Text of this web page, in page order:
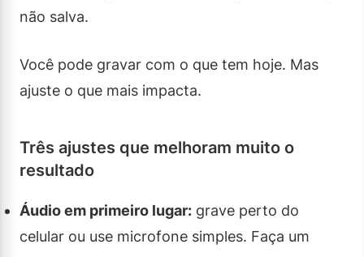
não salva.
Você pode gravar com o que tem hoje. Mas
ajuste o que mais impacta.
Três ajustes que melhoram muito o
resultado
Áudio em primeiro lugar: grave perto do
celular ou use microfone simples. Faça um